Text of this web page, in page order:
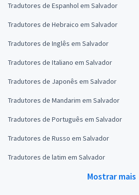
Tradutores de Espanhol em Salvador
Tradutores de Hebraico em Salvador
Tradutores de Inglês em Salvador
Tradutores de Italiano em Salvador
Tradutores de Japonês em Salvador
Tradutores de Mandarim em Salvador
Tradutores de Português em Salvador
Tradutores de Russo em Salvador
Tradutores de latim em Salvador
Mostrar mais